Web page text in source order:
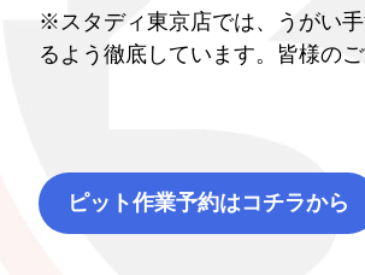
※スタディ東京店では、うがい
るよう徹底しています。皆様の
ピット作業予約はコチラから